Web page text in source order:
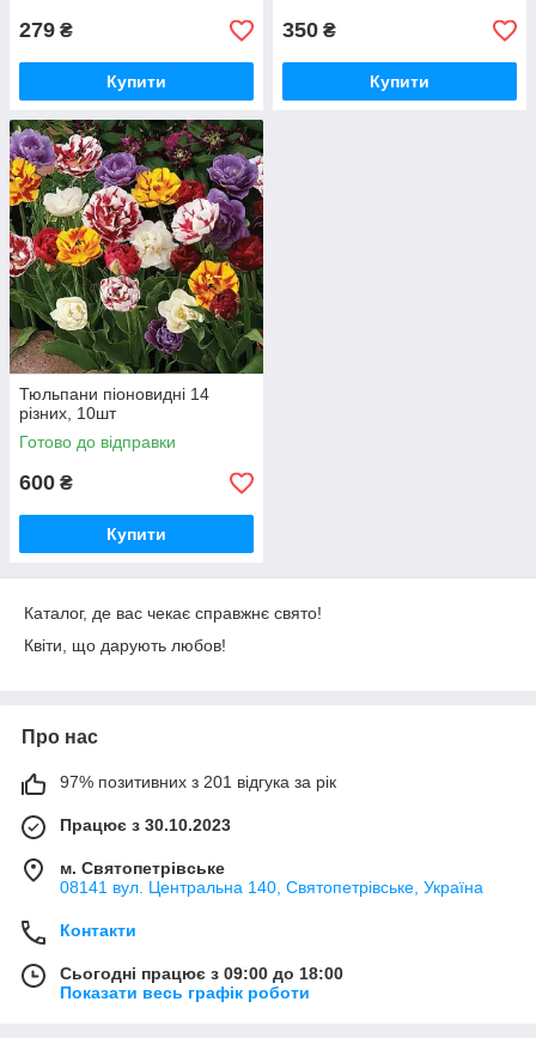
279 ₴
Купити
350 ₴
Купити
Тюльпани піоновидні 14
різних, 10шт
Готово до відправки
600 ₴
Купити
Каталог, де вас чекає справжнє свято!
Квіти, що дарують любов!
Про нас
97% позитивних з 201 відгука за рік
Працює з 30.10.2023
м. Святопетрівське
08141 вул. Центральна 140, Святопетрівське, Україна
Контакти
Сьогодні працює з 09:00 до 18:00
Показати весь графік роботи